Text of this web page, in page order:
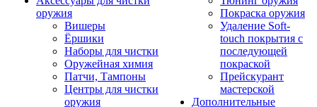
оружия
Вишеры
Ёршики
Наборы для чистки
Оружейная химия
Патчи, Тампоны
Центры для чистки
оружия
Покраска оружия
Удаление Soft-
touch покрытия с
последующей
покраской
Прейскурант
мастерской
Дополнительные